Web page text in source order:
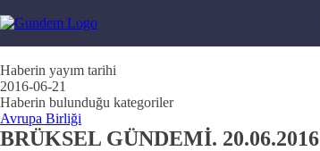
Haberin yayım tarihi
2016-06-21
Haberin bulunduğu kategoriler
Avrupa Birliği
BRÜKSEL GÜNDEMİ. 20.06.2016